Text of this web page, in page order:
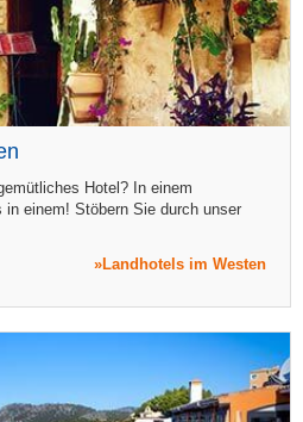
Hotel? In einem
in einem! Stöbern Sie durch unser
Landhotels im Westen